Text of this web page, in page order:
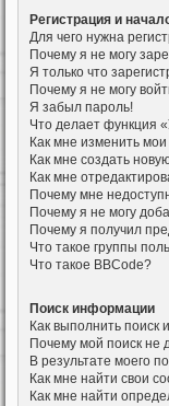
Регистрация и
Для чего нужна
Почему я не могу
Я только что
Почему я не могу
Я забыл пароль!
Что делает функция
Как мне изменить
Как мне создать
Как мне
Почему мне
Почему я не могу
Почему я получил
Что такое группы
Что такое BBCode?
Поиск информации
Как выполнить
Почему мой поиск не
В результате моего
Как мне найти свои
Как мне найти